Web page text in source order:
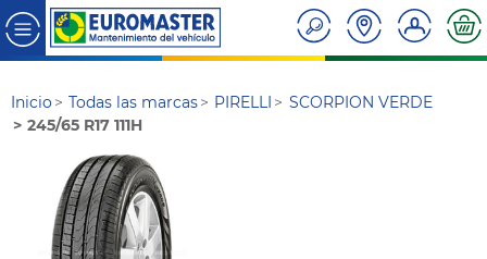
Inicio Todas las marcas PIRELLI
SCORPION VERDE
245/65 R17 111H